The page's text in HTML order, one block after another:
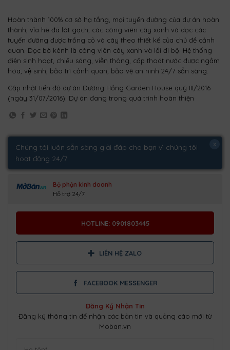
Chúng tôi luôn sẵn sàng giải đáp cho bạn vì chúng tôi
hoạt động 24/7
x
Bộ phận kinh doanh
Hỗ trợ 24/7
HOTLINE: 0901803445
LIÊN HỆ ZALO
FACEBOOK MESSENGER
Đăng Ký Nhận Tin
Đăng ký thông tin để nhận các bản tin và quảng cáo mới từ
Moban.vn
Hoàn thành 100% cơ sở hạ tầng, mọi tuyến đường của dự án hoàn
thành, vỉa hè đã lót gạch, các công viên cây xanh và dọc các
tuyến đường được trồng cỏ và cây theo thiết kế của chủ đề cảnh
quan. Dọc bờ kênh là công viên cây xanh và lối đi bộ. Hệ thống
điện sinh hoạt, chiếu sáng, viễn thông, cấp thoát nước được ngầm
hóa, vệ sinh, bảo trì cảnh quan, bảo vệ an ninh 24/7 sẵn sàng.
Cập nhật tiến độ dự án Dương Hồng Garden House quý III/2016
(ngày 31/07/2016): Dự án đang trong quá trình hoàn thiện